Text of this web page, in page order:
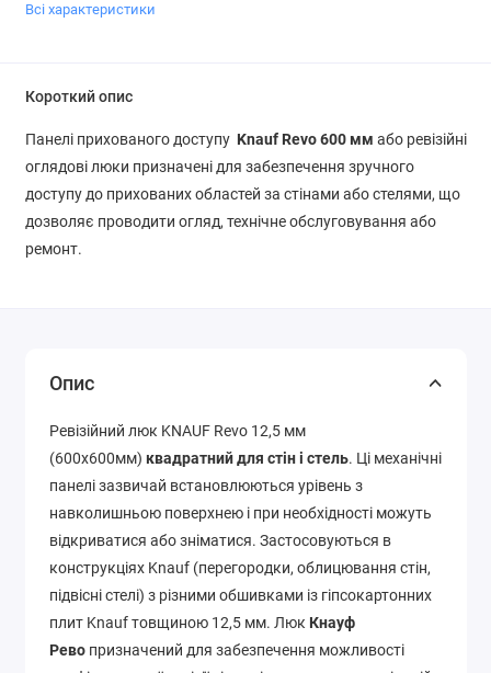
Всі характеристики
Короткий опис
Панелі прихованого доступу Knauf Revo 600 мм або ревізійні
оглядові люки призначені для забезпечення зручного
доступу до прихованих областей за стінами або стелями, що
дозволяє проводити огляд, технічне обслуговування або
ремонт.
Опис
Ревізійний люк KNAUF Revo 12,5 мм
(600х600мм) квадратний для стін і стель. Ці механічні
панелі зазвичай встановлюються урівень з
навколишньою поверхнею і при необхідності можуть
відкриватися або зніматися. Застосовуються в
конструкціях Knauf (перегородки, облицювання стін,
підвісні стелі) з різними обшивками із гіпсокартонних
плит Knauf товщиною 12,5 мм. Люк Кнауф
Рево призначений для забезпечення можливості